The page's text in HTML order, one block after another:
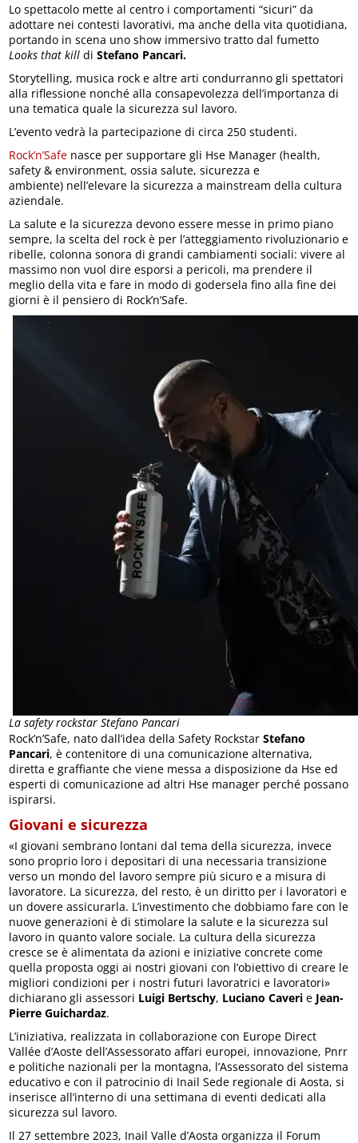
Lo spettacolo mette al centro i comportamenti “sicuri” da
adottare nei contesti lavorativi, ma anche della vita quotidiana,
portando in scena uno show immersivo tratto dal fumetto
Looks that kill di Stefano Pancari.
Storytelling, musica rock e altre arti condurranno gli spettatori
alla riflessione nonché alla consapevolezza dell’importanza di
una tematica quale la sicurezza sul lavoro.
L’evento vedrà la partecipazione di circa 250 studenti.
Rock’n’Safe nasce per supportare gli Hse Manager (health,
safety & environment, ossia salute, sicurezza e
ambiente) nell’elevare la sicurezza a mainstream della cultura
aziendale.
La salute e la sicurezza devono essere messe in primo piano
sempre, la scelta del rock è per l’atteggiamento rivoluzionario e
ribelle, colonna sonora di grandi cambiamenti sociali: vivere al
massimo non vuol dire esporsi a pericoli, ma prendere il
meglio della vita e fare in modo di godersela fino alla fine dei
giorni è il pensiero di Rock’n’Safe.
La safety rockstar Stefano Pancari
Rock’n’Safe, nato dall’idea della Safety Rockstar Stefano
Pancari, è contenitore di una comunicazione alternativa,
diretta e graffiante che viene messa a disposizione da Hse ed
esperti di comunicazione ad altri Hse manager perché possano
ispirarsi.
Giovani e sicurezza
«I giovani sembrano lontani dal tema della sicurezza, invece
sono proprio loro i depositari di una necessaria transizione
verso un mondo del lavoro sempre più sicuro e a misura di
lavoratore. La sicurezza, del resto, è un diritto per i lavoratori e
un dovere assicurarla. L’investimento che dobbiamo fare con le
nuove generazioni è di stimolare la salute e la sicurezza sul
lavoro in quanto valore sociale. La cultura della sicurezza
cresce se è alimentata da azioni e iniziative concrete come
quella proposta oggi ai nostri giovani con l’obiettivo di creare le
migliori condizioni per i nostri futuri lavoratrici e lavoratori»
dichiarano gli assessori Luigi Bertschy, Luciano Caveri e Jean-
Pierre Guichardaz.
L’iniziativa, realizzata in collaborazione con Europe Direct
Vallée d’Aoste dell’Assessorato affari europei, innovazione, Pnrr
e politiche nazionali per la montagna, l’Assessorato del sistema
educativo e con il patrocinio di Inail Sede regionale di Aosta, si
inserisce all’interno di una settimana di eventi dedicati alla
sicurezza sul lavoro.
Il 27 settembre 2023, Inail Valle d’Aosta organizza il Forum